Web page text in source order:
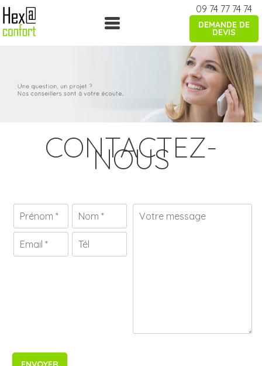
Skip
to
content
09 74 77 74 74
DEMANDE DE
DEVIS
CONTACTEZ-
NOUS